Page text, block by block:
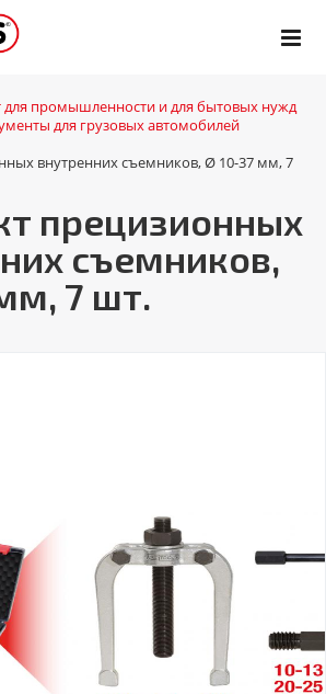
для промышленности и для бытовых нужд
для грузовых автомобилей
внутренних съемников, Ø 10-37 мм, 7
прецизионных
съемников,
7 шт.